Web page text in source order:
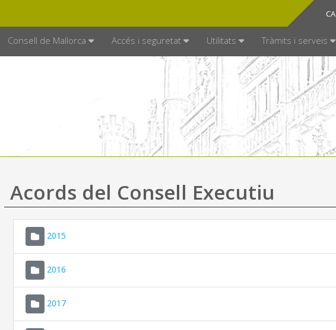
CA
ES
Consell de Mallorca Accés i seguretat Utilitats Tràmits i serveis
Acords del Consell Executiu
2015
2016
2017